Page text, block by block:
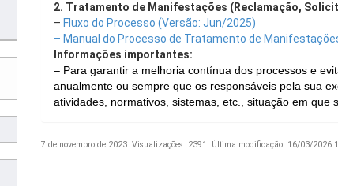
2. Tratamento de Manifestações (Reclamação,
– Fluxo do Processo (Versão: Jun/2025)
– Manual do Processo de Tratamento de
Informações importantes:
– Para garantir a melhoria contínua dos processos e
anualmente ou sempre que os responsáveis pela sua
atividades, normativos, sistemas, etc., situação em que
7 de novembro de 2023. Visualizações: 2391. Última modificação: 16/03/2026